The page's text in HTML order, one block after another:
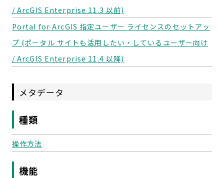
/ ArcGIS Enterprise 11.3 以前)
Portal for ArcGIS 指定ユーザー ライセンスのセットアッ
プ (ポータル サイトも活用したい・しているユーザー向け
/ ArcGIS Enterprise 11.4 以降)
メタデータ
種類
操作方法
機能